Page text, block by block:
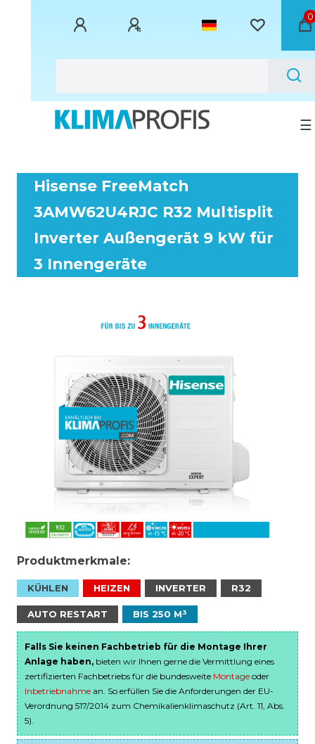
0
☰
Hisense FreeMatch
3AMW62U4RJC R32 Multisplit
Inverter Außengerät 9 kW für
3 Innengeräte
Produktmerkmale:
KÜHLEN HEIZEN INVERTER R32
AUTO RESTART BIS 250 M³
Falls Sie keinen Fachbetrieb für die Montage Ihrer
Anlage haben, bieten wir Ihnen gerne die Vermittlung eines
zertifizierten Fachbetriebs für die bundesweite Montage oder
Inbetriebnahme an. So erfüllen Sie die Anforderungen der EU-
Verordnung 517/2014 zum Chemikalienklimaschutz (Art. 11, Abs.
5).